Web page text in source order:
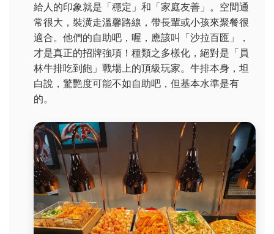
給人的印象就是「穩定」和「家庭友善」。空間通
常很大，裝潢走溫馨路線，帶長輩或小孩來聚餐很
適合。他們的自助吧，喔，應該叫「沙拉百匯」，
才是真正的招牌強項！種類之多樣化，絕對是「員
林牛排吃到飽」戰場上的頂級玩家。牛排本身，坦
白說，驚艷度可能不如自助吧，但基本水準是有
的。